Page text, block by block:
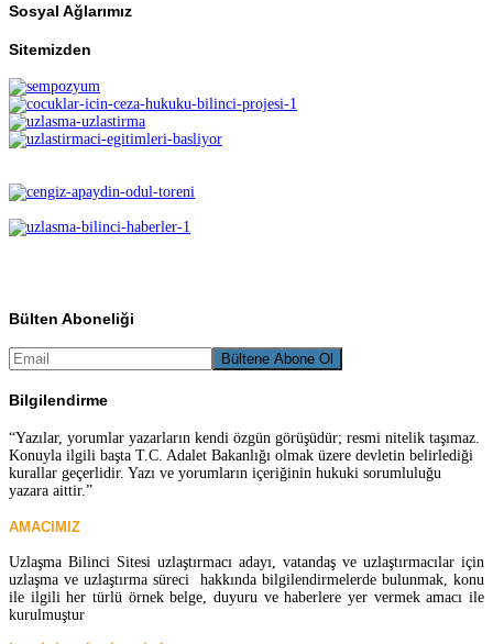
Sosyal Ağlarımız
Sitemizden
Bülten Aboneliği
Bilgilendirme
“Yazılar, yorumlar yazarların kendi özgün görüşüdür; resmi nitelik taşımaz.
Konuyla ilgili başta T.C. Adalet Bakanlığı olmak üzere devletin belirlediği
kurallar geçerlidir. Yazı ve yorumların içeriğinin hukuki sorumluluğu
yazara aittir.”
AMACIMIZ
Uzlaşma Bilinci Sitesi uzlaştırmacı adayı, vatandaş ve uzlaştırmacılar için
uzlaşma ve uzlaştırma süreci hakkında bilgilendirmelerde bulunmak, konu
ile ilgili her türlü örnek belge, duyuru ve haberlere yer vermek amacı ile
kurulmuştur